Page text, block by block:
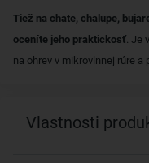
Tiež na chate, chalupe,
oceníte jeho praktickosť. Je
na ohrev v mikrovlnnej rúre
Vlastnosti